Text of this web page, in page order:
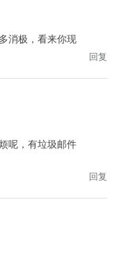
消极，看来你现
回复
呢，有垃圾邮件
回复